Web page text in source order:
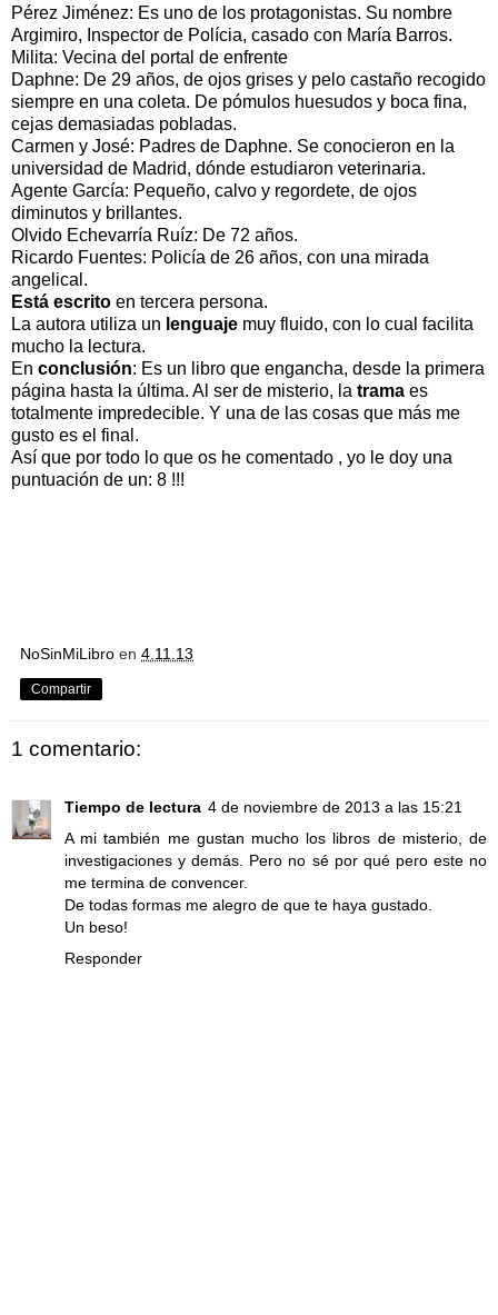
Pérez Jiménez: Es uno de los protagonistas. Su nombre
Argimiro, Inspector de Polícia, casado con María Barros.
Milita: Vecina del portal de enfrente
Daphne: De 29 años, de ojos grises y pelo castaño recogido
siempre en una coleta. De pómulos huesudos y boca fina,
cejas demasiadas pobladas.
Carmen y José: Padres de Daphne. Se conocieron en la
universidad de Madrid, dónde estudiaron veterinaria.
Agente García: Pequeño, calvo y regordete, de ojos
diminutos y brillantes.
Olvido Echevarría Ruíz: De 72 años.
Ricardo Fuentes: Policía de 26 años, con una mirada
angelical.
Está escrito en tercera persona.
La autora utiliza un lenguaje muy fluido, con lo cual facilita
mucho la lectura.
En conclusión: Es un libro que engancha, desde la primera
página hasta la última. Al ser de misterio, la trama es
totalmente impredecible. Y una de las cosas que más me
gusto es el final.
Así que por todo lo que os he comentado , yo le doy una
puntuación de un: 8 !!!
NoSinMiLibro en 4.11.13
Compartir
1 comentario:
Tiempo de lectura 4 de noviembre de 2013 a las 15:21
A mi también me gustan mucho los libros de misterio, de
investigaciones y demás. Pero no sé por qué pero este no
me termina de convencer.
De todas formas me alegro de que te haya gustado.
Un beso!
Responder